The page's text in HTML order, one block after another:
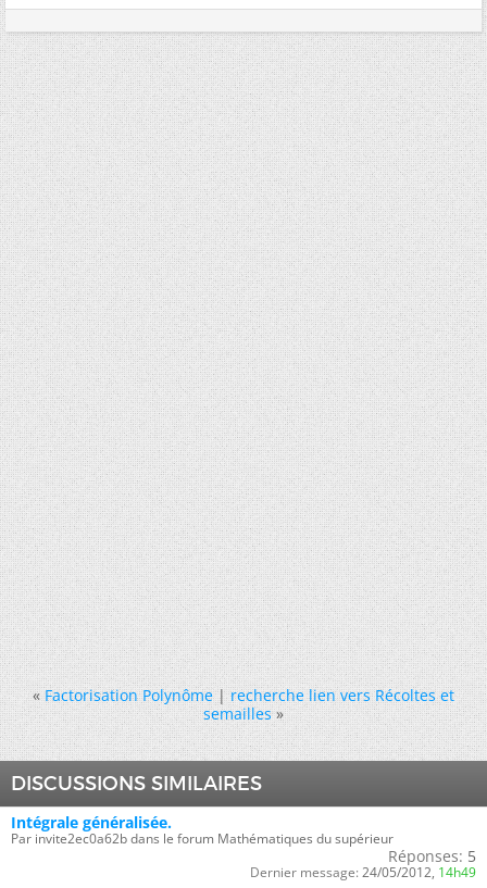
« Factorisation Polynôme|recherche lien vers Récoltes et
semailles »
DISCUSSIONS SIMILAIRES
Intégrale généralisée.
Par invite2ec0a62b dans le forum Mathématiques du supérieur
Réponses: 5
Dernier message: 24/05/2012, 14h49